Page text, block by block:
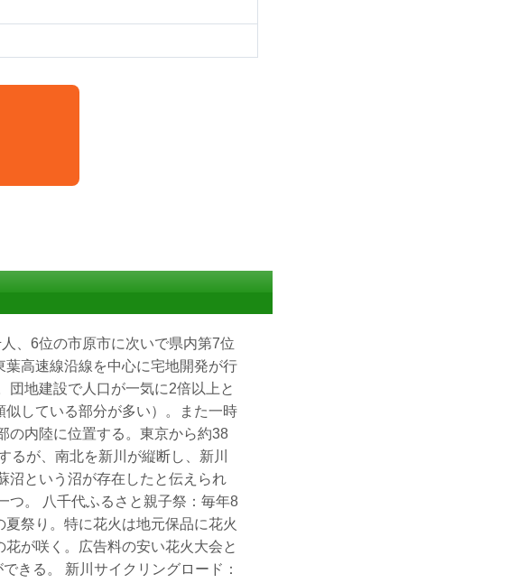
、6位の市原市に次いで県内第7位
高速線沿線を中心に宅地開発が行
団地建設で人口が一気に2倍以上と
している部分が多い）。また一時
の内陸に位置する。東京から約38
が、南北を新川が縦断し、新川
沼という沼が存在したと伝えられ
つ。 八千代ふるさと親子祭：毎年8
祭り。特に花火は地元保品に花火
が咲く。広告料の安い花火大会と
きる。 新川サイクリングロード：